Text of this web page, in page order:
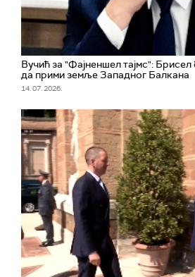
Вучић за "Фајненшел тајмс": Брисел
да прими земље Западног Балкана
14. 07. 2026.